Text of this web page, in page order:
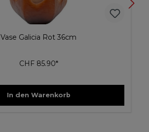
Vase Galicia Rot 36cm
CHF 85.90*
In den Warenkorb